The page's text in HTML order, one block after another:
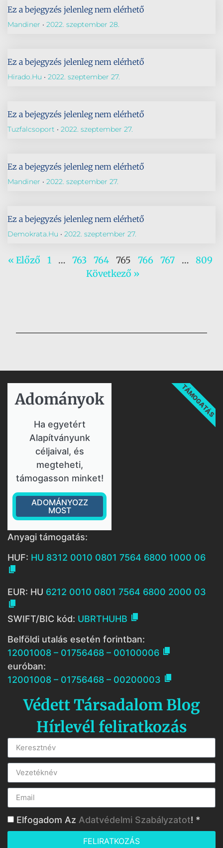
Ez a bejegyzés jelenleg nem elérhető
Mandiner 2022. szeptember 28.
Ez a bejegyzés jelenleg nem elérhető
Hirado.hu 2022. szeptember 27.
Ez a bejegyzés jelenleg nem elérhető
Tuzfalcsoport 2022. szeptember 27.
Ez a bejegyzés jelenleg nem elérhető
Mandiner 2022. szeptember 27.
Ez a bejegyzés jelenleg nem elérhető
Demokrata.hu 2022. szeptember 27.
« Előző 1 … 763 764 765 766 767 …
809
Következő »
Adományok​
Ha egyetért
Alapítványunk
céljaival, és
megteheti,
támogasson minket!
ADOMÁNYOZZ
MOST
TÁMOGATÁS
Anyagi támogatás:
HUF: HU 8312 0010 0801 7564 6800 1000 06

EUR: HU 6212 0010 0801 7564 6800 2000 03

SWIFT/BIC kód: UBRTHUHB 
Belföldi utalás esetén forintban:
12001008 – 01756468 – 00100006 
euróban:
12001008 – 01756468 – 00200003 
Védett Társadalom Blog
Hírlevél feliratkozás
Elfogadom Az Adatvédelmi Szabályzatot! *
FELIRATKOZÁS